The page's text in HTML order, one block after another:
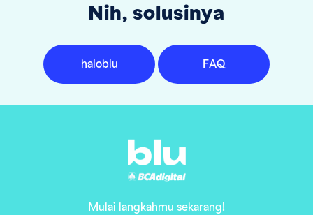
Nih, solusinya
haloblu FAQ
Mulai langkahmu sekarang!